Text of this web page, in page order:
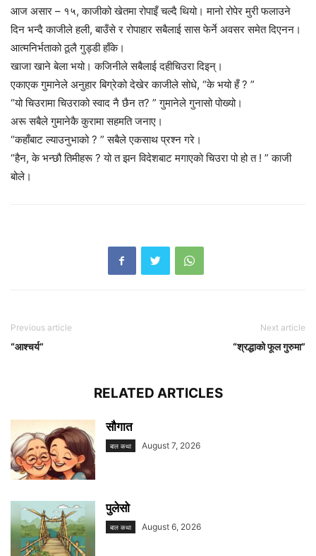
आज असार – १५, काजीको खेतमा रोपाइँ चल्दै थियो। मानो रोपेर मुरी फलाउने
दिन भन्दै काजीले हली, बाउँसे र रोपाहार सबैलाई सास फेर्ने अवसर समेत दिएनन।
आत्मनिर्भताको ठूलै गुड्डी हाँके।
खाजा खाने बेला भयो। कजिनीले सबैलाई दहीचिउरा दिइन्।
एकाएक गुमानेले अनुहार बिग्रेको देखेर काजीले सोधे, “के भयो हँ ? ”
“यो चिउरामा चिउराको स्वाद नै छैन त? ” गुमानेले गुनासो पोख्यो।
अरू सबैले गुमानेकै कुरामा सहमति जनाए।
“कहाँबाट ल्याउनुभाको ? ” सबैले एकसाथ प्रश्न गरे।
“हैन, के भन्छौ तिमीहरू ? यो त झन विदेशबाट मगाएको चिउरा पो हो त ! ” काजी
बोले।
Previous article
“आश्चर्य”
Next article
“श्रद्धाको फूल गुरुमा”
RELATED ARTICLES
सौगात
बाल कथा August 7, 2026
पुलेसो
बाल कथा August 6, 2026